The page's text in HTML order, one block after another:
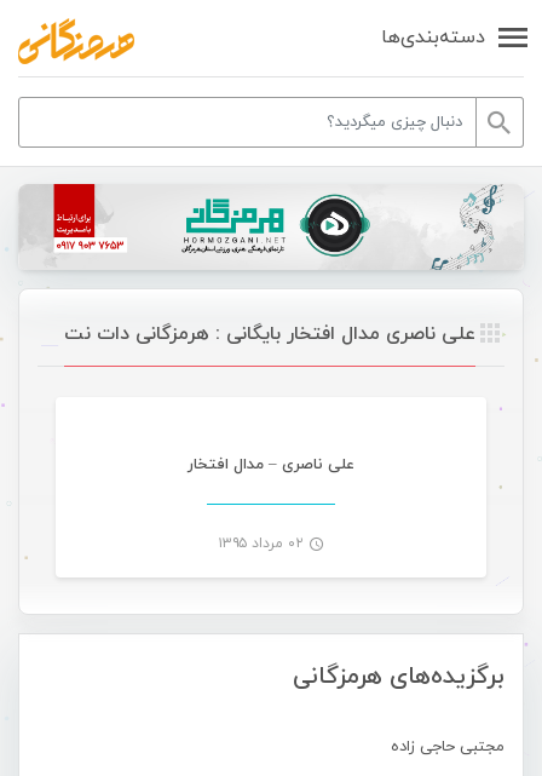
دسته‌بندی‌ها
برگزیده‌های هرمزگانی
مجتبی حاجی زاده
علی ناصری مدال افتخار بایگانی : هرمزگانی دات نت
علی ناصری – مدال افتخار
۰۲ مرداد ۱۳۹۵